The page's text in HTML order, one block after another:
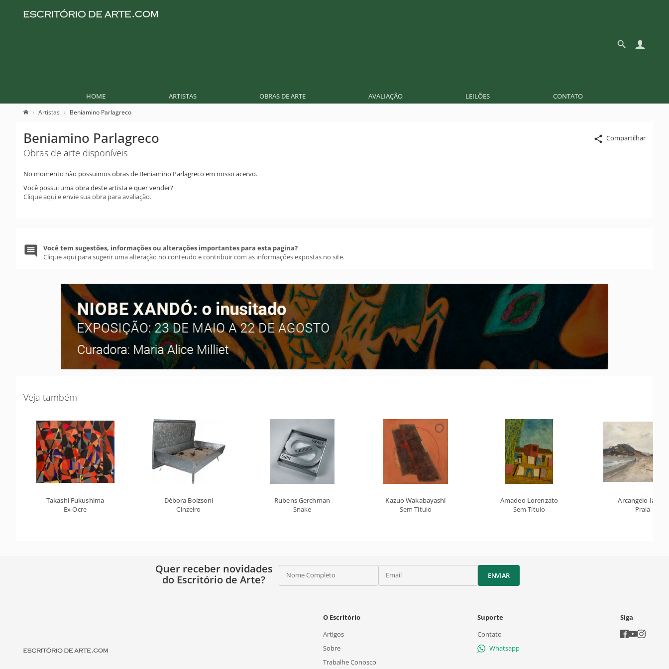
HOME ARTISTAS OBRAS DE ARTE AVALIAÇÃO LEILÕES CONTATO
Artistas Beniamino Parlagreco
Compartilhar
Beniamino Parlagreco
Obras de arte disponíveis
No momento não possuimos obras de Beniamino Parlagreco em nosso acervo.
Você possui uma obra deste artista e quer vender?
Clique aqui e envie sua obra para avaliação.
Você tem sugestões, informações ou alterações importantes para esta pagina?
Clique aqui para sugerir uma alteração no conteudo e contribuir com as informações expostas no site.
Veja também
Takashi Fukushima
Ex Ocre
Débora Bolzsoni
Cinzeiro
Rubens Gerchman
Snake
Kazuo Wakabayashi
Sem Título
Amadeo Lorenzato
Sem Título
Arcangelo Ianelli
Praia
Quer receber novidades
do Escritório de Arte?
Nome Completo Email ENVIAR
O Escritório
Artigos
Sobre
Trabalhe Conosco
Suporte
Contato
Whatsapp
Siga